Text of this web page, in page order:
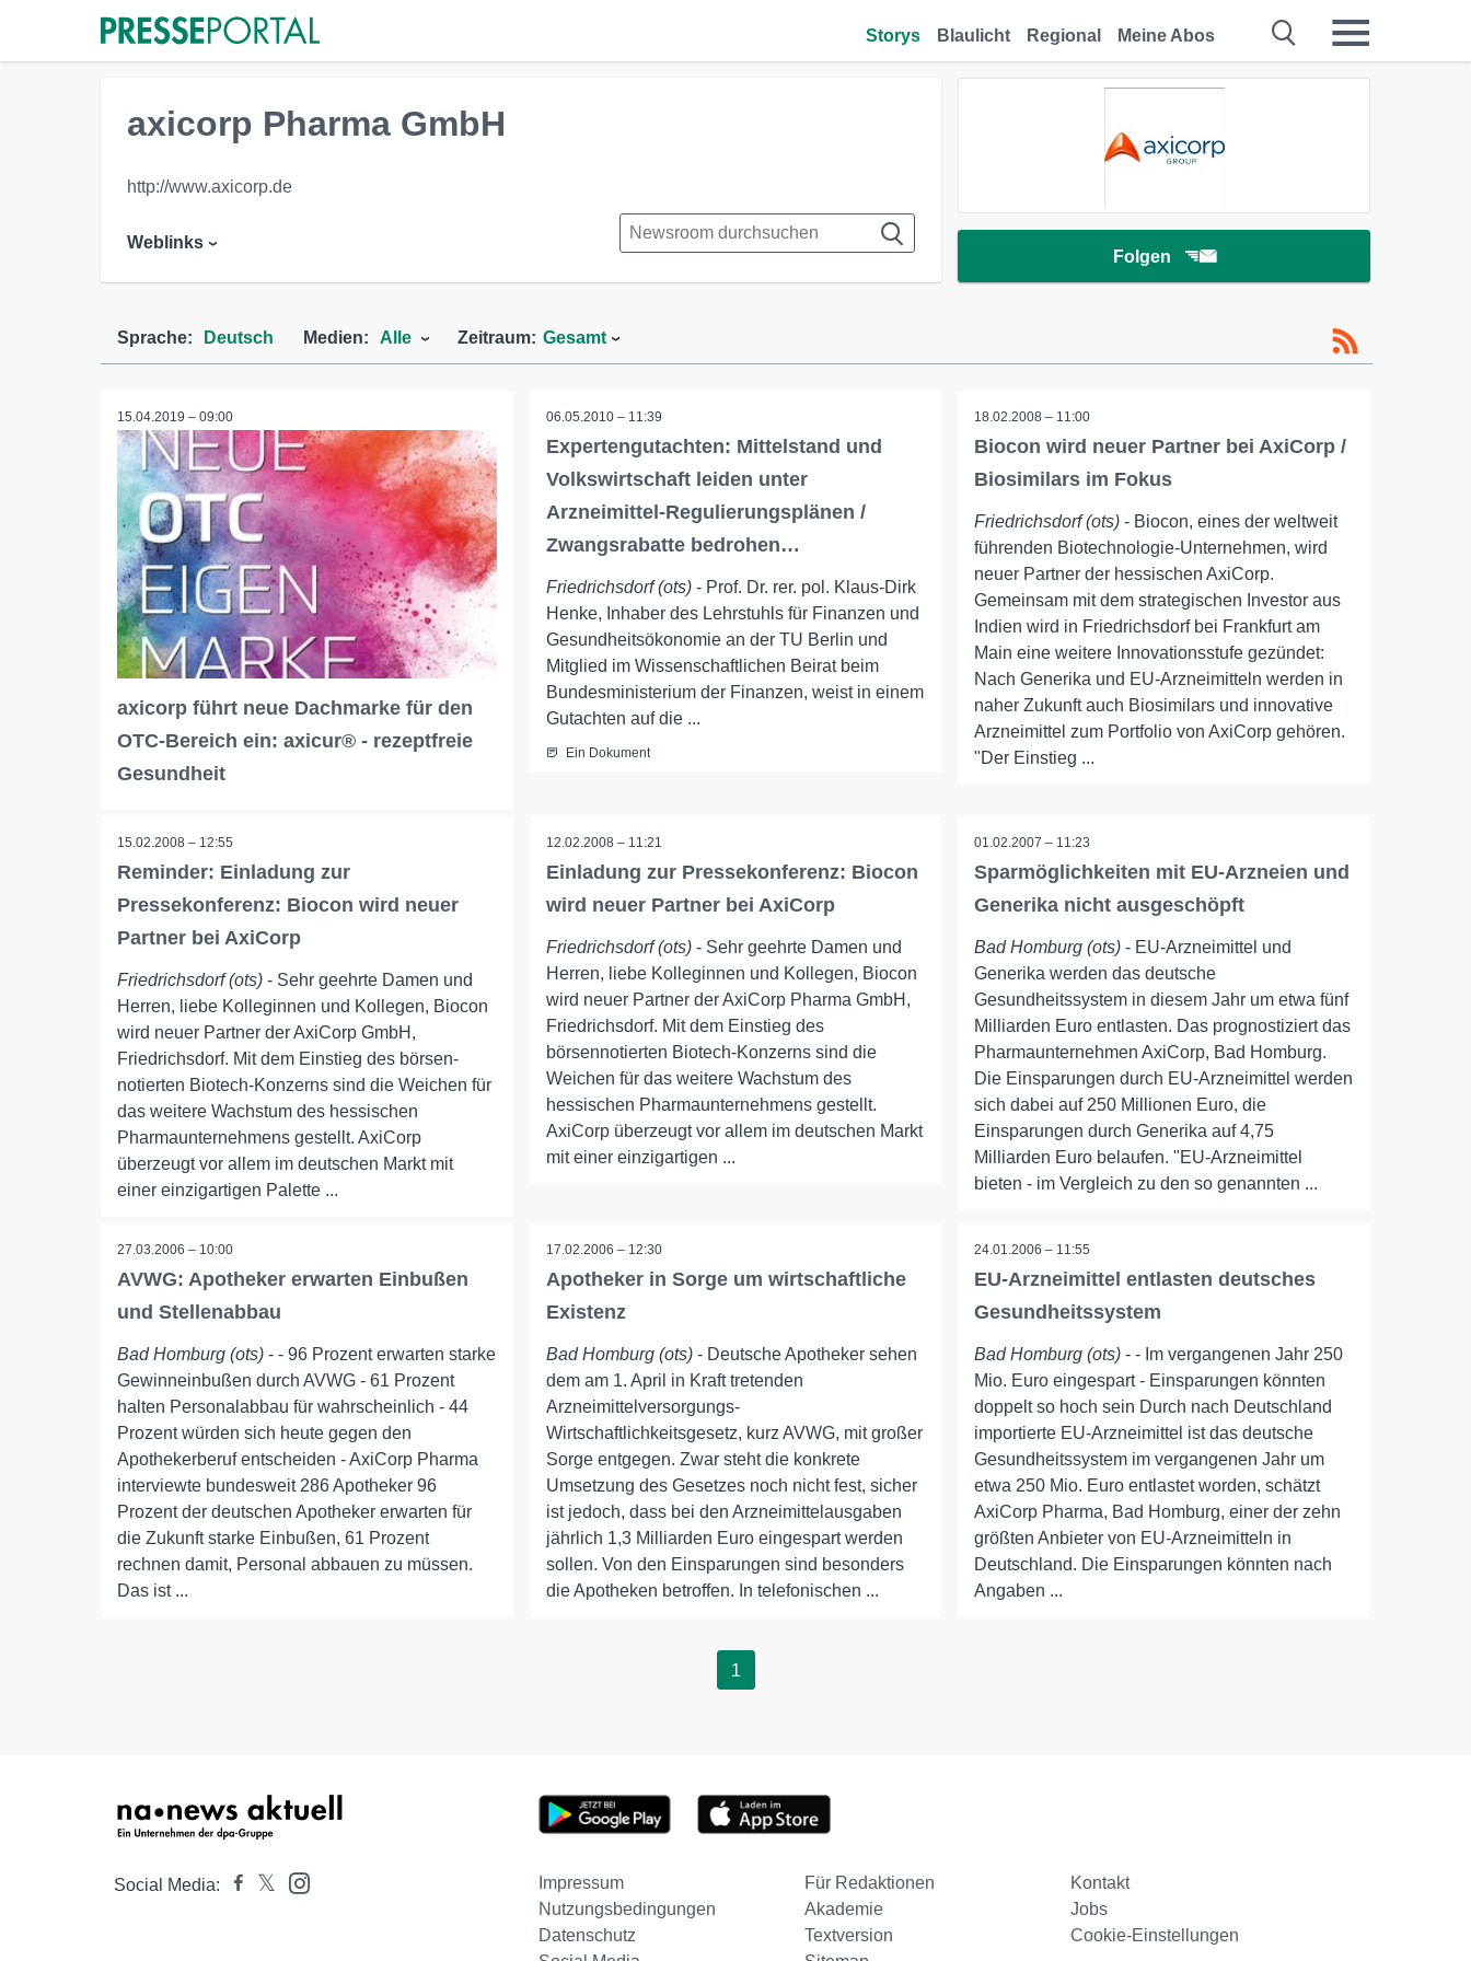
Storys Blaulicht Regional Meine Abos
Folgen
axicorp Pharma GmbH
http://www.axicorp.de
Weblinks
Sprache: Deutsch Medien: Alle Zeitraum: Gesamt
15.04.2019 – 09:00
axicorp führt neue Dachmarke für den
OTC-Bereich ein: axicur® - rezeptfreie
Gesundheit
06.05.2010 – 11:39
Expertengutachten: Mittelstand und
Volkswirtschaft leiden unter
Arzneimittel-Regulierungsplänen /
Zwangsrabatte bedrohen…
Friedrichsdorf (ots)- Prof. Dr. rer. pol. Klaus-Dirk
Henke, Inhaber des Lehrstuhls für Finanzen und
Gesundheitsökonomie an der TU Berlin und
Mitglied im Wissenschaftlichen Beirat beim
Bundesministerium der Finanzen, weist in einem
Gutachten auf die ...
Ein Dokument
18.02.2008 – 11:00
Biocon wird neuer Partner bei AxiCorp /
Biosimilars im Fokus
Friedrichsdorf (ots) - Biocon, eines der weltweit
führenden Biotechnologie-Unternehmen, wird
neuer Partner der hessischen AxiCorp.
Gemeinsam mit dem strategischen Investor aus
Indien wird in Friedrichsdorf bei Frankfurt am
Main eine weitere Innovationsstufe gezündet:
Nach Generika und EU-Arzneimitteln werden in
naher Zukunft auch Biosimilars und innovative
Arzneimittel zum Portfolio von AxiCorp gehören.
"Der Einstieg ...
15.02.2008 – 12:55
Reminder: Einladung zur
Pressekonferenz: Biocon wird neuer
Partner bei AxiCorp
Friedrichsdorf (ots) - Sehr geehrte Damen und
Herren, liebe Kolleginnen und Kollegen, Biocon
wird neuer Partner der AxiCorp GmbH,
Friedrichsdorf. Mit dem Einstieg des börsen-
notierten Biotech-Konzerns sind die Weichen für
das weitere Wachstum des hessischen
Pharmaunternehmens gestellt. AxiCorp
überzeugt vor allem im deutschen Markt mit
einer einzigartigen Palette ...
12.02.2008 – 11:21
Einladung zur Pressekonferenz: Biocon
wird neuer Partner bei AxiCorp
Friedrichsdorf (ots)- Sehr geehrte Damen und
Herren, liebe Kolleginnen und Kollegen, Biocon
wird neuer Partner der AxiCorp Pharma GmbH,
Friedrichsdorf. Mit dem Einstieg des
börsennotierten Biotech-Konzerns sind die
Weichen für das weitere Wachstum des
hessischen Pharmaunternehmens gestellt.
AxiCorp überzeugt vor allem im deutschen Markt
mit einer einzigartigen ...
01.02.2007 – 11:23
Sparmöglichkeiten mit EU-Arzneien und
Generika nicht ausgeschöpft
Bad Homburg (ots) - EU-Arzneimittel und
Generika werden das deutsche
Gesundheitssystem in diesem Jahr um etwa fünf
Milliarden Euro entlasten. Das prognostiziert das
Pharmaunternehmen AxiCorp, Bad Homburg.
Die Einsparungen durch EU-Arzneimittel werden
sich dabei auf 250 Millionen Euro, die
Einsparungen durch Generika auf 4,75
Milliarden Euro belaufen. "EU-Arzneimittel
bieten - im Vergleich zu den so genannten ...
27.03.2006 – 10:00
AVWG: Apotheker erwarten Einbußen
und Stellenabbau
Bad Homburg (ots) - - 96 Prozent erwarten starke
Gewinneinbußen durch AVWG - 61 Prozent
halten Personalabbau für wahrscheinlich - 44
Prozent würden sich heute gegen den
Apothekerberuf entscheiden - AxiCorp Pharma
interviewte bundesweit 286 Apotheker 96
Prozent der deutschen Apotheker erwarten für
die Zukunft starke Einbußen, 61 Prozent
rechnen damit, Personal abbauen zu müssen.
Das ist ...
17.02.2006 – 12:30
Apotheker in Sorge um wirtschaftliche
Existenz
Bad Homburg (ots)- Deutsche Apotheker sehen
dem am 1. April in Kraft tretenden
Arzneimittelversorgungs-
Wirtschaftlichkeitsgesetz, kurz AVWG, mit großer
Sorge entgegen. Zwar steht die konkrete
Umsetzung des Gesetzes noch nicht fest, sicher
ist jedoch, dass bei den Arzneimittelausgaben
jährlich 1,3 Milliarden Euro eingespart werden
sollen. Von den Einsparungen sind besonders
die Apotheken betroffen. In telefonischen ...
24.01.2006 – 11:55
EU-Arzneimittel entlasten deutsches
Gesundheitssystem
Bad Homburg (ots) - - Im vergangenen Jahr 250
Mio. Euro eingespart - Einsparungen könnten
doppelt so hoch sein Durch nach Deutschland
importierte EU-Arzneimittel ist das deutsche
Gesundheitssystem im vergangenen Jahr um
etwa 250 Mio. Euro entlastet worden, schätzt
AxiCorp Pharma, Bad Homburg, einer der zehn
größten Anbieter von EU-Arzneimitteln in
Deutschland. Die Einsparungen könnten nach
Angaben ...
1
Social Media: Impressum Für Redaktionen
Kontakt
Nutzungsbedingungen
Akademie
Jobs
Datenschutz
Textversion
Cookie-Einstellungen